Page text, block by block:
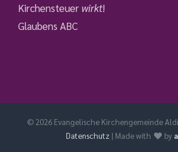
Kirchensteuer wirkt!
Glaubens ABC
© 2026 Evangelische Kirchengemeinde
Datenschutz | Made with by